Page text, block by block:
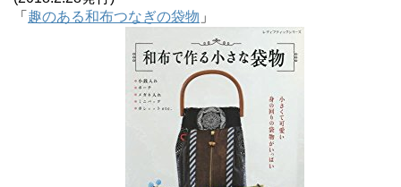
「 趣のある和布つなぎの袋物 」